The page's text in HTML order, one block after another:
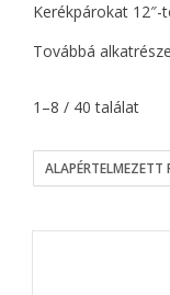
Kerékpárokat 12″-
Továbbá
1–8 / 40 találat